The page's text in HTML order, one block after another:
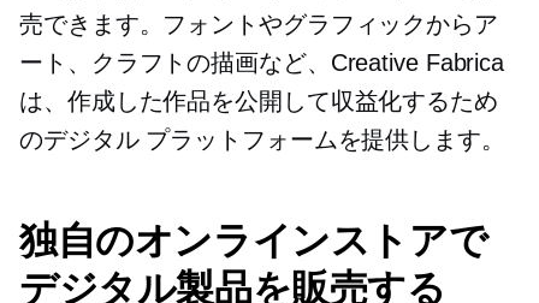
売できます。フォントやグラフィックからア
ート、クラフトの描画など、Creative Fabrica
は、作成した作品を公開して収益化するため
のデジタル プラットフォームを提供します。
独自のオンラインストアで
デジタル製品を販売する